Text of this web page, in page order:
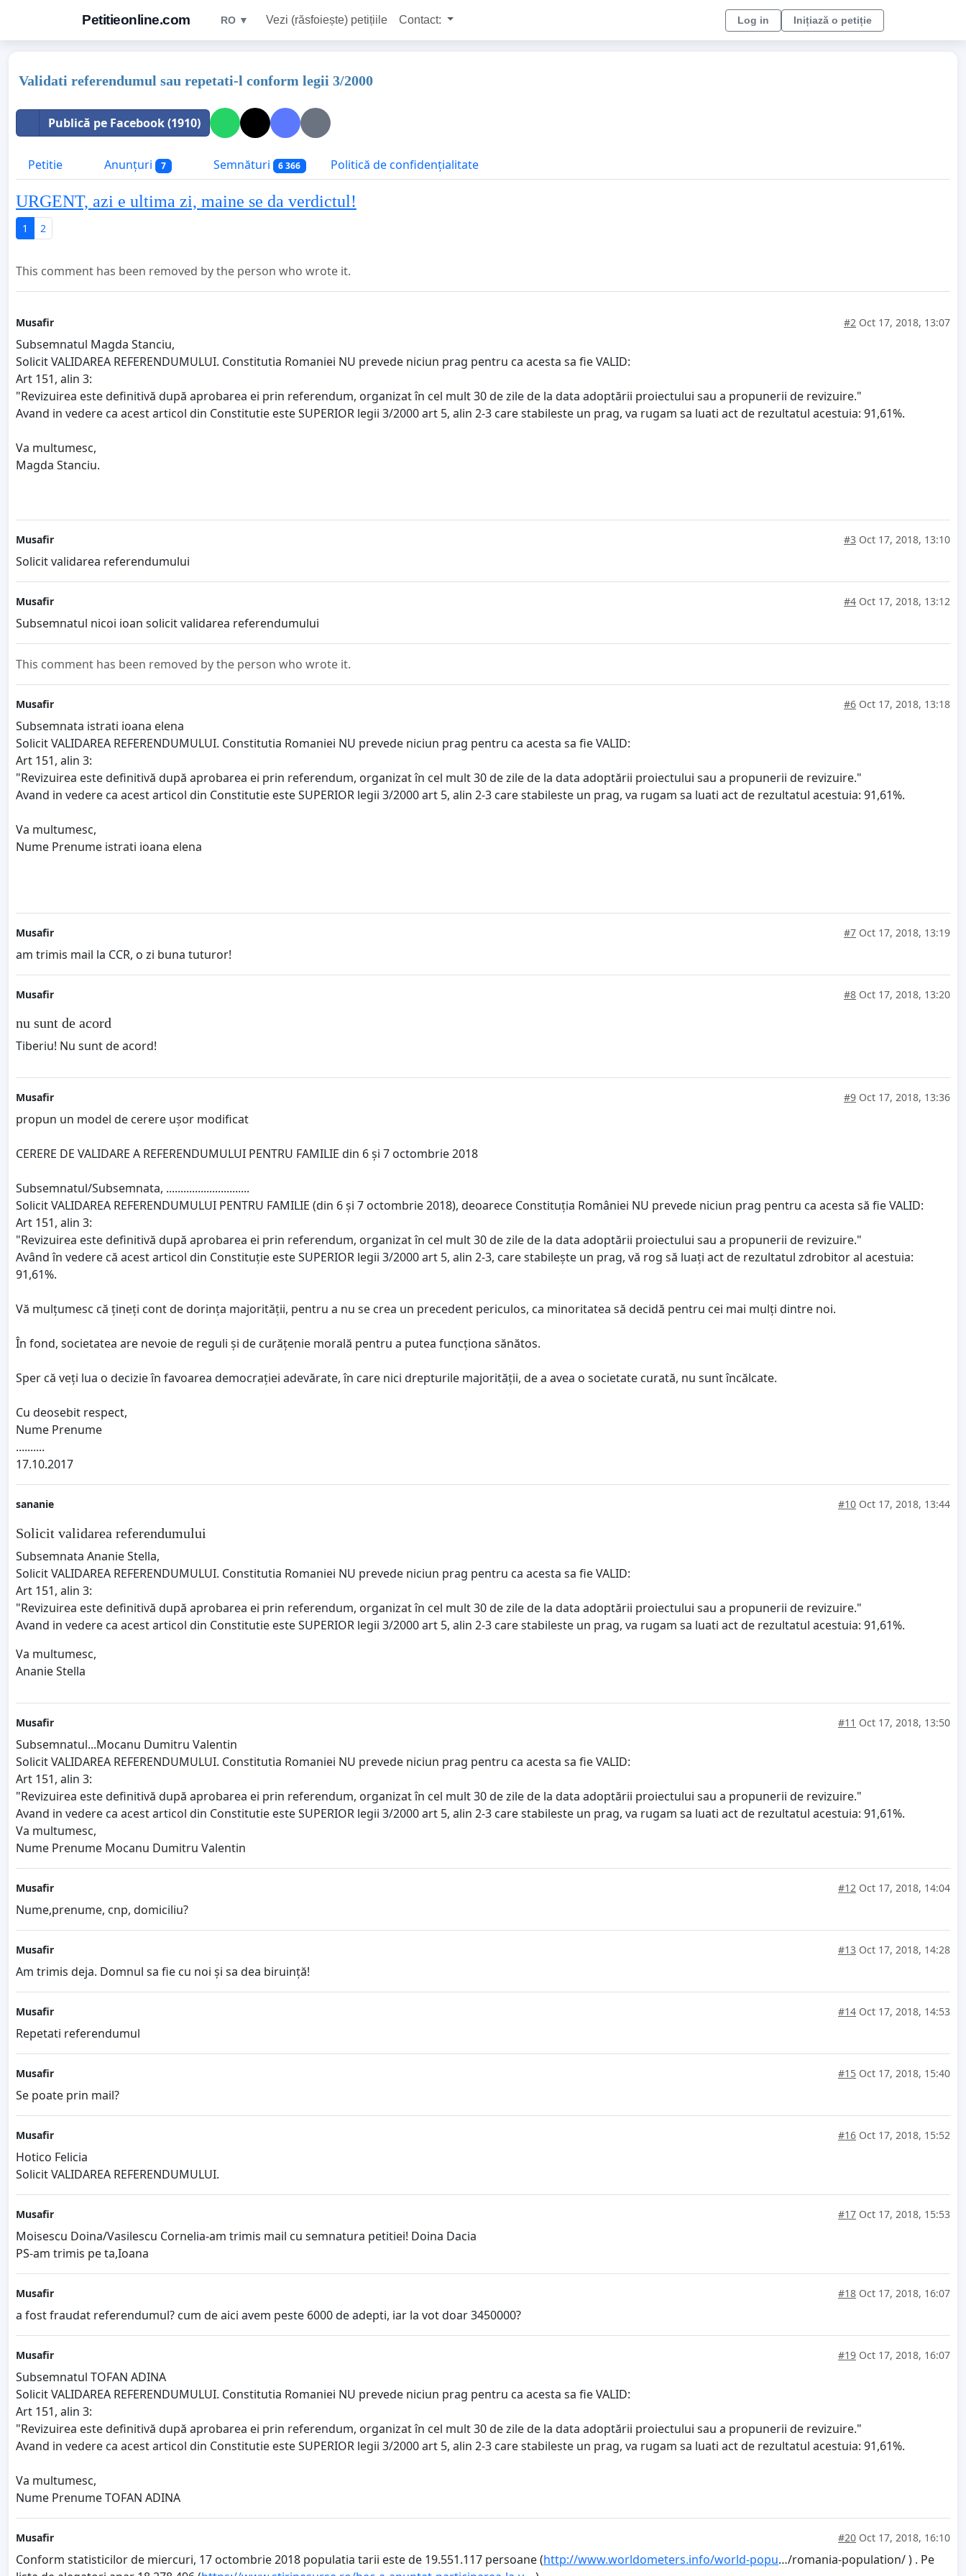
Petitieonline.com RO ▼ Vezi (răsfoiește) petițiile Contact: Log in Inițiază o petiție
Validati referendumul sau repetati-l conform legii 3/2000
Publică pe Facebook (1910)
Petitie Anunțuri 7 Semnături 6 366 Politică de confidențialitate
URGENT, azi e ultima zi, maine se da verdictul!
1 2
This comment has been removed by the person who wrote it.
Musafir #2 Oct 17, 2018, 13:07
Subsemnatul Magda Stanciu,
Solicit VALIDAREA REFERENDUMULUI. Constitutia Romaniei NU prevede niciun prag pentru ca acesta sa fie VALID:
Art 151, alin 3:
"Revizuirea este definitivă după aprobarea ei prin referendum, organizat în cel mult 30 de zile de la data adoptării proiectului sau a propunerii de revizuire."
Avand in vedere ca acest articol din Constitutie este SUPERIOR legii 3/2000 art 5, alin 2-3 care stabileste un prag, va rugam sa luati act de rezultatul acestuia: 91,61%.
Va multumesc,
Magda Stanciu.
Musafir #3 Oct 17, 2018, 13:10
Solicit validarea referendumului
Musafir #4 Oct 17, 2018, 13:12
Subsemnatul nicoi ioan solicit validarea referendumului
This comment has been removed by the person who wrote it.
Musafir #6 Oct 17, 2018, 13:18
Subsemnata istrati ioana elena
Solicit VALIDAREA REFERENDUMULUI. Constitutia Romaniei NU prevede niciun prag pentru ca acesta sa fie VALID:
Art 151, alin 3:
"Revizuirea este definitivă după aprobarea ei prin referendum, organizat în cel mult 30 de zile de la data adoptării proiectului sau a propunerii de revizuire."
Avand in vedere ca acest articol din Constitutie este SUPERIOR legii 3/2000 art 5, alin 2-3 care stabileste un prag, va rugam sa luati act de rezultatul acestuia: 91,61%.
Va multumesc,
Nume Prenume istrati ioana elena
Musafir #7 Oct 17, 2018, 13:19
am trimis mail la CCR, o zi buna tuturor!
Musafir #8 Oct 17, 2018, 13:20
nu sunt de acord
Tiberiu! Nu sunt de acord!
Musafir #9 Oct 17, 2018, 13:36
propun un model de cerere ușor modificat
CERERE DE VALIDARE A REFERENDUMULUI PENTRU FAMILIE din 6 și 7 octombrie 2018
Subsemnatul/Subsemnata, .............................
Solicit VALIDAREA REFERENDUMULUI PENTRU FAMILIE (din 6 și 7 octombrie 2018), deoarece Constituția României NU prevede niciun prag pentru ca acesta să fie VALID:
Art 151, alin 3:
"Revizuirea este definitivă după aprobarea ei prin referendum, organizat în cel mult 30 de zile de la data adoptării proiectului sau a propunerii de revizuire."
Având în vedere că acest articol din Constituție este SUPERIOR legii 3/2000 art 5, alin 2-3, care stabilește un prag, vă rog să luați act de rezultatul zdrobitor al acestuia:
91,61%.
Vă mulțumesc că țineți cont de dorința majorității, pentru a nu se crea un precedent periculos, ca minoritatea să decidă pentru cei mai mulți dintre noi.
În fond, societatea are nevoie de reguli și de curățenie morală pentru a putea funcționa sănătos.
Sper că veți lua o decizie în favoarea democrației adevărate, în care nici drepturile majorității, de a avea o societate curată, nu sunt încălcate.
Cu deosebit respect,
Nume Prenume
..........
17.10.2017
sananie #10 Oct 17, 2018, 13:44
Solicit validarea referendumului
Subsemnata Ananie Stella,
Solicit VALIDAREA REFERENDUMULUI. Constitutia Romaniei NU prevede niciun prag pentru ca acesta sa fie VALID:
Art 151, alin 3:
"Revizuirea este definitivă după aprobarea ei prin referendum, organizat în cel mult 30 de zile de la data adoptării proiectului sau a propunerii de revizuire."
Avand in vedere ca acest articol din Constitutie este SUPERIOR legii 3/2000 art 5, alin 2-3 care stabileste un prag, va rugam sa luati act de rezultatul acestuia: 91,61%.
Va multumesc,
Ananie Stella
Musafir #11 Oct 17, 2018, 13:50
Subsemnatul...Mocanu Dumitru Valentin
Solicit VALIDAREA REFERENDUMULUI. Constitutia Romaniei NU prevede niciun prag pentru ca acesta sa fie VALID:
Art 151, alin 3:
"Revizuirea este definitivă după aprobarea ei prin referendum, organizat în cel mult 30 de zile de la data adoptării proiectului sau a propunerii de revizuire."
Avand in vedere ca acest articol din Constitutie este SUPERIOR legii 3/2000 art 5, alin 2-3 care stabileste un prag, va rugam sa luati act de rezultatul acestuia: 91,61%.
Va multumesc,
Nume Prenume Mocanu Dumitru Valentin
Musafir #12 Oct 17, 2018, 14:04
Nume,prenume, cnp, domiciliu?
Musafir #13 Oct 17, 2018, 14:28
Am trimis deja. Domnul sa fie cu noi și sa dea biruință!
Musafir #14 Oct 17, 2018, 14:53
Repetati referendumul
Musafir #15 Oct 17, 2018, 15:40
Se poate prin mail?
Musafir #16 Oct 17, 2018, 15:52
Hotico Felicia
Solicit VALIDAREA REFERENDUMULUI.
Musafir #17 Oct 17, 2018, 15:53
Moisescu Doina/Vasilescu Cornelia-am trimis mail cu semnatura petitiei! Doina Dacia
PS-am trimis pe ta,Ioana
Musafir #18 Oct 17, 2018, 16:07
a fost fraudat referendumul? cum de aici avem peste 6000 de adepti, iar la vot doar 3450000?
Musafir #19 Oct 17, 2018, 16:07
Subsemnatul TOFAN ADINA
Solicit VALIDAREA REFERENDUMULUI. Constitutia Romaniei NU prevede niciun prag pentru ca acesta sa fie VALID:
Art 151, alin 3:
"Revizuirea este definitivă după aprobarea ei prin referendum, organizat în cel mult 30 de zile de la data adoptării proiectului sau a propunerii de revizuire."
Avand in vedere ca acest articol din Constitutie este SUPERIOR legii 3/2000 art 5, alin 2-3 care stabileste un prag, va rugam sa luati act de rezultatul acestuia: 91,61%.
Va multumesc,
Nume Prenume TOFAN ADINA
Musafir #20 Oct 17, 2018, 16:10
Conform statisticilor de miercuri, 17 octombrie 2018 populatia tarii este de 19.551.117 persoane (http://www.worldometers.info/world-popu…/romania-population/ ) . Pe